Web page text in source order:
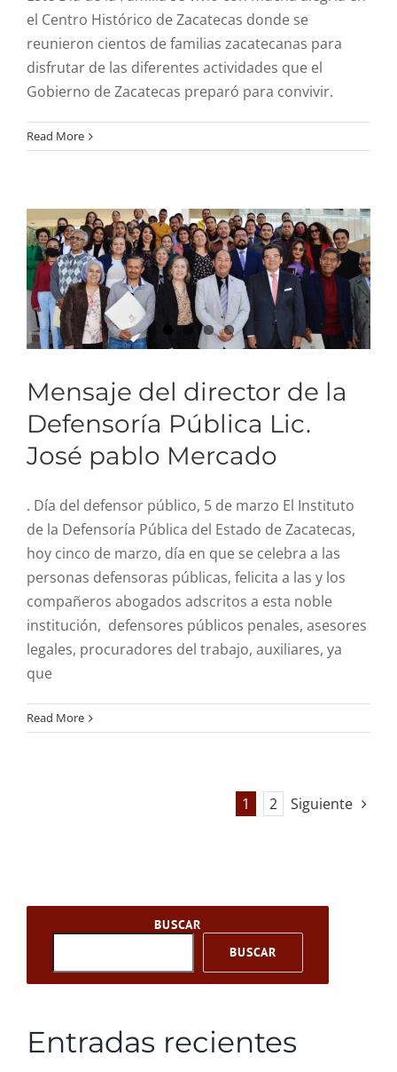
el Centro Histórico de Zacatecas donde se
reunieron cientos de familias zacatecanas para
disfrutar de las diferentes actividades que el
Gobierno de Zacatecas preparó para convivir.
Read MoreMensaje del director de la
Defensoría Pública Lic.
Mensaje del director de la
Defensoría Pública Lic.
José pablo Mercado
. Día del defensor público, 5 de marzo El Instituto
de la Defensoría Pública del Estado de Zacatecas,
hoy cinco de marzo, día en que se celebra a las
personas defensoras públicas, felicita a las y los
compañeros abogados adscritos a esta noble
institución, defensores públicos penales, asesores
legales, procuradores del trabajo, auxiliares, ya
que
Read More
1 2 Siguiente
BUSCAR
BUSCAR
Entradas recientes